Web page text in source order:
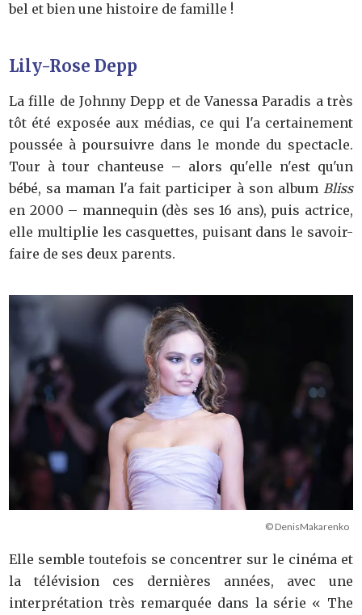
bel et bien une histoire de famille !
Lily-Rose Depp
La fille de Johnny Depp et de Vanessa Paradis a très
tôt été exposée aux médias, ce qui l'a certainement
poussée à poursuivre dans le monde du spectacle.
Tour à tour chanteuse – alors qu'elle n'est qu'un
bébé, sa maman l'a fait participer à son album Bliss
en 2000 – mannequin (dès ses 16 ans), puis actrice,
elle multiplie les casquettes, puisant dans le savoir-
faire de ses deux parents.
© DenisMakarenko
Elle semble toutefois se concentrer sur le cinéma et
la télévision ces dernières années, avec une
interprétation très remarquée dans la série « The